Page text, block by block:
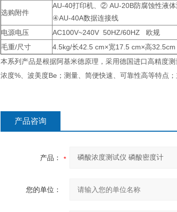
选购附件
AU-40打印机、② AU-20B防腐蚀性液
④AU-40A数据连接线
电源电压
AC100V~240V 50HZ/60HZ 欧规
毛重/尺寸
4.5kg/长42.5 cm×宽17.5 cm×高32.5cm
本系列产品是根据阿基米德原理，采用德国进口高精度
浓度%、波美度Be；测量、简便快速、可靠性高等特点
产品咨询
产品：
您的单位：